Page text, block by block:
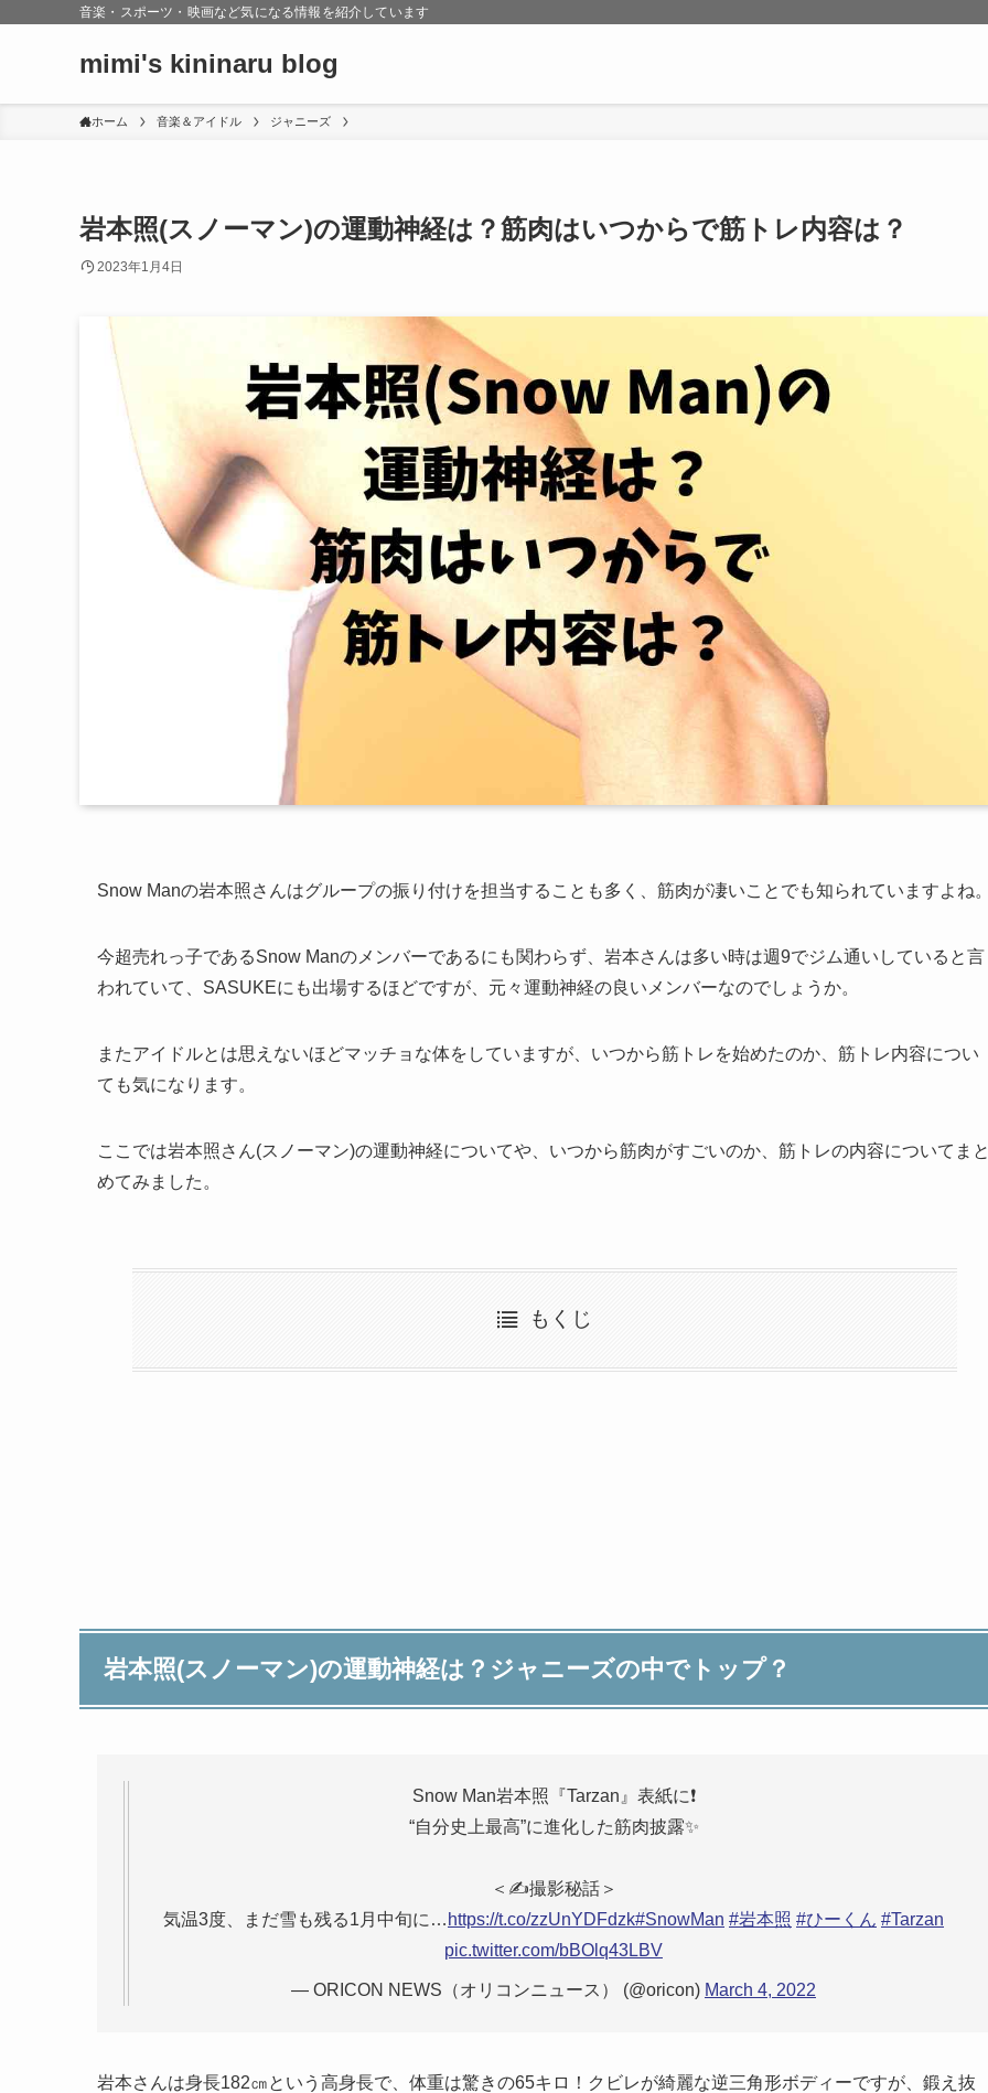
音楽・スポーツ・映画など気になる情報を紹介しています
mimi's kininaru blog
ホーム 音楽＆アイドル ジャニーズ
岩本照(スノーマン)の運動神経は？筋肉はいつからで筋トレ内容は？
2023年1月4日
Snow Manの岩本照さんはグループの振り付けを担当することも多く、筋肉が凄いことでも知られていますよね
今超売れっ子であるSnow Manのメンバーであるにも関わらず、岩本さんは多い時は週9でジム通いしていると言
われていて、SASUKEにも出場するほどですが、元々運動神経の良いメンバーなのでしょうか。
またアイドルとは思えないほどマッチョな体をしていますが、いつから筋トレを始めたのか、筋トレ内容につい
ても気になります。
ここでは岩本照さん(スノーマン)の運動神経についてや、いつから筋肉がすごいのか、筋トレの内容についてま
めてみました。
もくじ
岩本照(スノーマン)の運動神経は？ジャニーズの中でトップ？
Snow Man岩本照『Tarzan』表紙に❗
“自分史上最高”に進化した筋肉披露✨
＜✍撮影秘話＞
気温3度、まだ雪も残る1月中旬に… https://t.co/zzUnYDFdzk#SnowMan #岩本照 #ひーくん #Tarzan
pic.twitter.com/bBOlq43LBV
— ORICON NEWS（オリコンニュース） (@oricon) March 4, 2022
岩本さんは身長182㎝という高身長で、体重は驚きの65キロ！クビレが綺麗な逆三角形ボディーですが、鍛え抜